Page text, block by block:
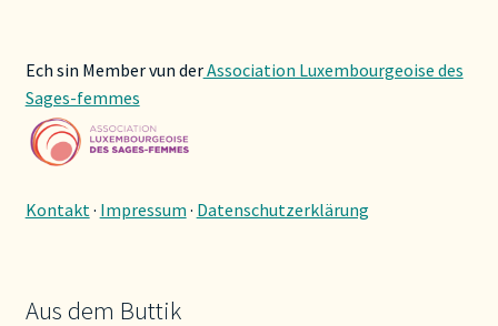
Ech sin Member vun derAssociation Luxembourgeoise des
Sages-femmes
Kontakt· Impressum · Datenschutzerklärung
Aus dem Buttik